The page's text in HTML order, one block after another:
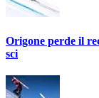
Origone perde il
sci